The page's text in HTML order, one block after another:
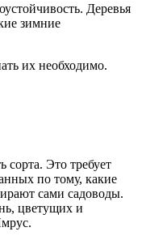
Деревья
зимние
их необходимо.
сорта. Это требует
по тому, какие
сами садоводы.
цветущих и